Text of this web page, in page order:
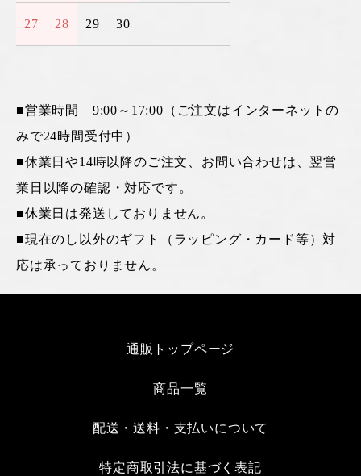
27 28 29 30
■営業時間 9:00～17:00（ご注文はインターネットの
みで24時間受付中）
■休業日や14時以降のご注文、お問い合わせは、翌営
業日以降の確認・対応です。
■休業日は発送しておりません。
■現在のし以外のギフト（ラッピング・カード等）対
応は承っておりません。
通販トップページ
商品一覧
配送・送料・支払いについて
特定商取引法に基づく表記